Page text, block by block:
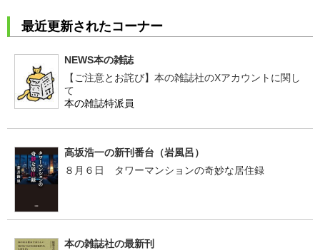
最近更新されたコーナー
NEWS本の雑誌
【ご注意とお詫び】本の雑誌社のXアカウントに関し
て
本の雑誌特派員
高坂浩一の新刊番台（岩風呂）
８月６日 タワーマンションの奇妙な居住録
本の雑誌社の最新刊